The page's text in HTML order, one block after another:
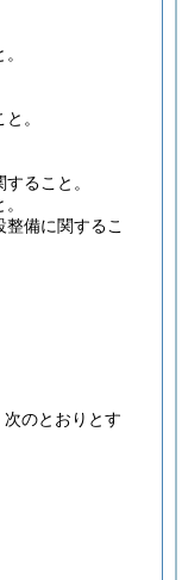
。
ること。
備に関するこ
のとおりとす